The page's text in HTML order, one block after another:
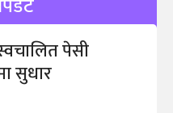
पेसी
सुधार